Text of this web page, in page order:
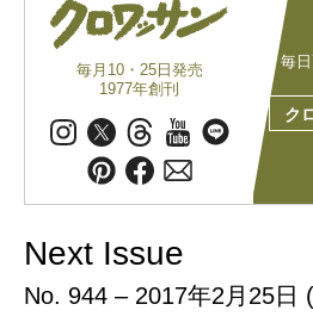
毎月10・25日発売
1977年創刊
毎
ク
Next Issue
No. 944 – 2017年2月25日